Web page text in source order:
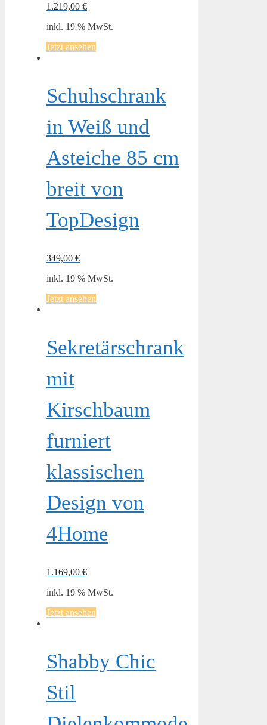
1.219,00 €
inkl. 19 % MwSt.
Jetzt ansehen
Schuhschrank
in Weiß und
Asteiche 85 cm
breit von
TopDesign
349,00 €
inkl. 19 % MwSt.
Jetzt ansehen
Sekretärschrank
mit
Kirschbaum
furniert
klassischen
Design von
4Home
1.169,00 €
inkl. 19 % MwSt.
Jetzt ansehen
Shabby Chic
Stil